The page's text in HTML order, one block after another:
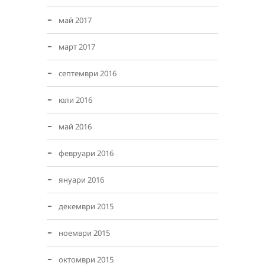
май 2017
март 2017
септември 2016
юли 2016
май 2016
февруари 2016
януари 2016
декември 2015
ноември 2015
октомври 2015